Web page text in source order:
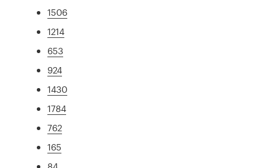
1506
1214
653
924
1430
1784
762
165